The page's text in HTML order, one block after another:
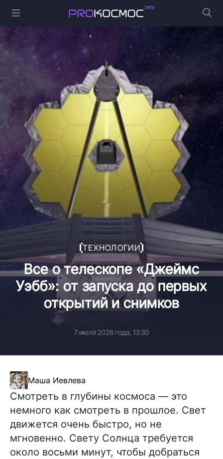
ТЕХНОЛОГИИ
Все о телескопе «Джеймс
Уэбб»: от запуска до первых
открытий и снимков
7 июля 2026 года, 13:30
Маша Иевлева
Смотреть в глубины космоса — это
немного как смотреть в прошлое. Свет
движется очень быстро, но не
мгновенно. Свету Солнца требуется
около восьми минут, чтобы добраться